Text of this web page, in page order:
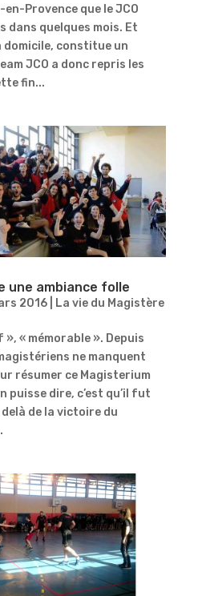
en-Provence que le JCO
dans quelques mois. Et
constitue un
JCO a donc repris les
fin...
une ambiance folle
2016| La vie du Magistère
», « mémorable ». Depuis
ne manquent
résumer ce Magisterium
puisse dire, c’est qu’il fut
de la victoire du